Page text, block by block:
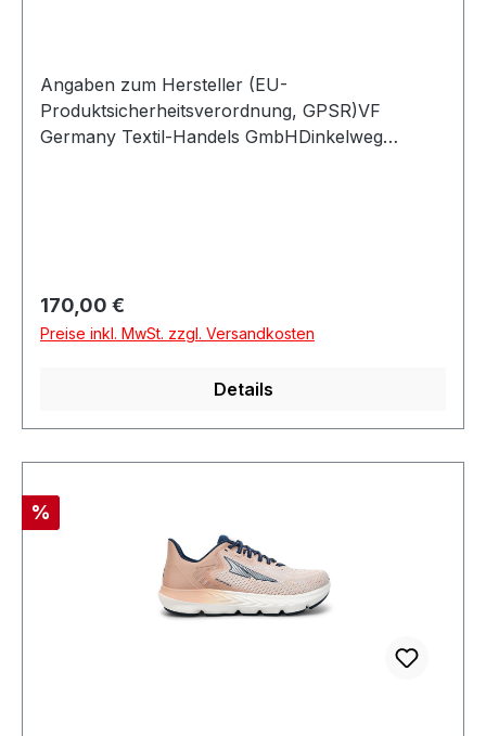
Angaben zum Hersteller (EU-
Produktsicherheitsverordnung, GPSR)VF
Germany Textil-Handels GmbHDinkelweg
Regulärer Preis:
170,00 €
Preise inkl. MwSt. zzgl. Versandkosten
Details
Rabatt
%